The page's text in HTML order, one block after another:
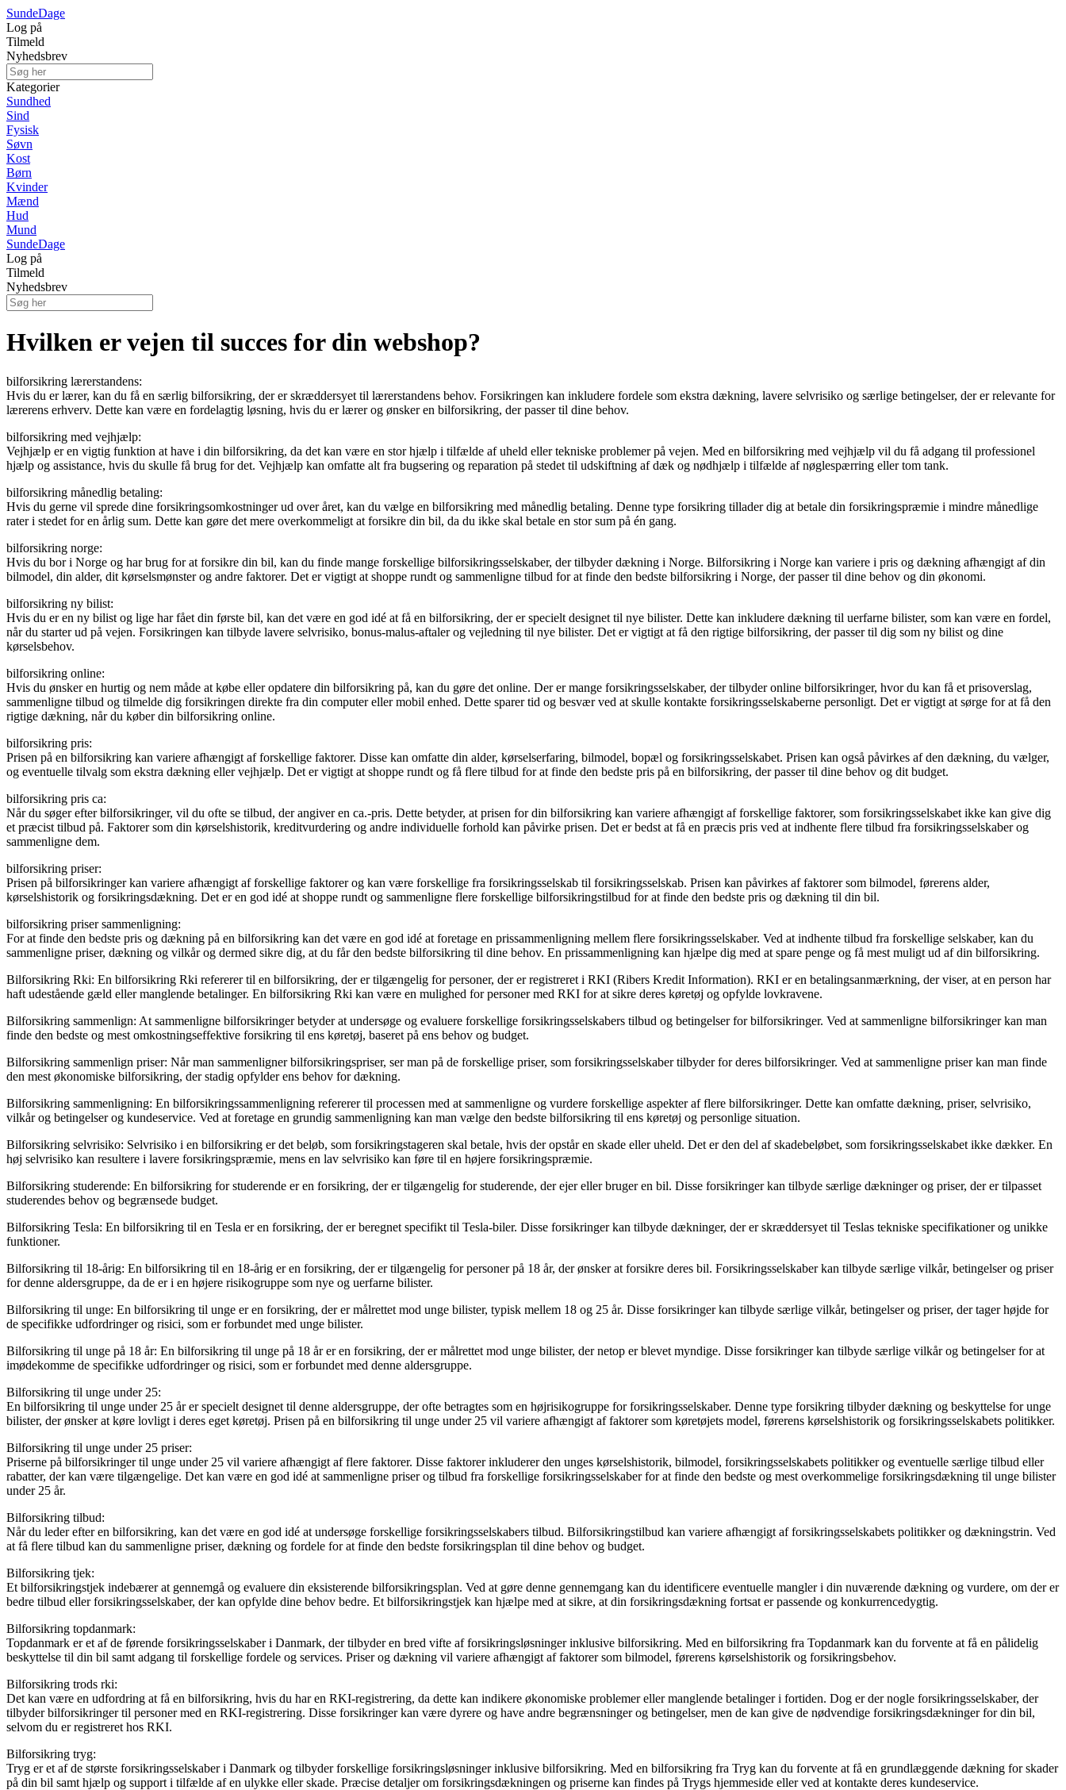
SundeDage
Log på
Tilmeld
Nyhedsbrev
Kategorier
Sundhed
Sind
Fysisk
Søvn
Kost
Børn
Kvinder
Mænd
Hud
Mund
SundeDage
Log på
Tilmeld
Nyhedsbrev
Hvilken er vejen til succes for din webshop?
bilforsikring lærerstandens:
Hvis du er lærer, kan du få en særlig bilforsikring, der er skræddersyet til lærerstandens behov. Forsikringen kan inkludere fordele som ekstra dækning, lavere selvrisiko og særlige betingelser, der er relevante for
lærerens erhverv. Dette kan være en fordelagtig løsning, hvis du er lærer og ønsker en bilforsikring, der passer til dine behov.
bilforsikring med vejhjælp:
Vejhjælp er en vigtig funktion at have i din bilforsikring, da det kan være en stor hjælp i tilfælde af uheld eller tekniske problemer på vejen. Med en bilforsikring med vejhjælp vil du få adgang til professionel
hjælp og assistance, hvis du skulle få brug for det. Vejhjælp kan omfatte alt fra bugsering og reparation på stedet til udskiftning af dæk og nødhjælp i tilfælde af nøglespærring eller tom tank.
bilforsikring månedlig betaling:
Hvis du gerne vil sprede dine forsikringsomkostninger ud over året, kan du vælge en bilforsikring med månedlig betaling. Denne type forsikring tillader dig at betale din forsikringspræmie i mindre månedlige
rater i stedet for en årlig sum. Dette kan gøre det mere overkommeligt at forsikre din bil, da du ikke skal betale en stor sum på én gang.
bilforsikring norge:
Hvis du bor i Norge og har brug for at forsikre din bil, kan du finde mange forskellige bilforsikringsselskaber, der tilbyder dækning i Norge. Bilforsikring i Norge kan variere i pris og dækning afhængigt af din
bilmodel, din alder, dit kørselsmønster og andre faktorer. Det er vigtigt at shoppe rundt og sammenligne tilbud for at finde den bedste bilforsikring i Norge, der passer til dine behov og din økonomi.
bilforsikring ny bilist:
Hvis du er en ny bilist og lige har fået din første bil, kan det være en god idé at få en bilforsikring, der er specielt designet til nye bilister. Dette kan inkludere dækning til uerfarne bilister, som kan være en fordel,
når du starter ud på vejen. Forsikringen kan tilbyde lavere selvrisiko, bonus-malus-aftaler og vejledning til nye bilister. Det er vigtigt at få den rigtige bilforsikring, der passer til dig som ny bilist og dine
kørselsbehov.
bilforsikring online:
Hvis du ønsker en hurtig og nem måde at købe eller opdatere din bilforsikring på, kan du gøre det online. Der er mange forsikringsselskaber, der tilbyder online bilforsikringer, hvor du kan få et prisoverslag,
sammenligne tilbud og tilmelde dig forsikringen direkte fra din computer eller mobil enhed. Dette sparer tid og besvær ved at skulle kontakte forsikringsselskaberne personligt. Det er vigtigt at sørge for at få den
rigtige dækning, når du køber din bilforsikring online.
bilforsikring pris:
Prisen på en bilforsikring kan variere afhængigt af forskellige faktorer. Disse kan omfatte din alder, kørselserfaring, bilmodel, bopæl og forsikringsselskabet. Prisen kan også påvirkes af den dækning, du vælger,
og eventuelle tilvalg som ekstra dækning eller vejhjælp. Det er vigtigt at shoppe rundt og få flere tilbud for at finde den bedste pris på en bilforsikring, der passer til dine behov og dit budget.
bilforsikring pris ca:
Når du søger efter bilforsikringer, vil du ofte se tilbud, der angiver en ca.-pris. Dette betyder, at prisen for din bilforsikring kan variere afhængigt af forskellige faktorer, som forsikringsselskabet ikke kan give dig
et præcist tilbud på. Faktorer som din kørselshistorik, kreditvurdering og andre individuelle forhold kan påvirke prisen. Det er bedst at få en præcis pris ved at indhente flere tilbud fra forsikringsselskaber og
sammenligne dem.
bilforsikring priser:
Prisen på bilforsikringer kan variere afhængigt af forskellige faktorer og kan være forskellige fra forsikringsselskab til forsikringsselskab. Prisen kan påvirkes af faktorer som bilmodel, førerens alder,
kørselshistorik og forsikringsdækning. Det er en god idé at shoppe rundt og sammenligne flere forskellige bilforsikringstilbud for at finde den bedste pris og dækning til din bil.
bilforsikring priser sammenligning:
For at finde den bedste pris og dækning på en bilforsikring kan det være en god idé at foretage en prissammenligning mellem flere forsikringsselskaber. Ved at indhente tilbud fra forskellige selskaber, kan du
sammenligne priser, dækning og vilkår og dermed sikre dig, at du får den bedste bilforsikring til dine behov. En prissammenligning kan hjælpe dig med at spare penge og få mest muligt ud af din bilforsikring.
Bilforsikring Rki: En bilforsikring Rki refererer til en bilforsikring, der er tilgængelig for personer, der er registreret i RKI (Ribers Kredit Information). RKI er en betalingsanmærkning, der viser, at en person har
haft udestående gæld eller manglende betalinger. En bilforsikring Rki kan være en mulighed for personer med RKI for at sikre deres køretøj og opfylde lovkravene.
Bilforsikring sammenlign: At sammenligne bilforsikringer betyder at undersøge og evaluere forskellige forsikringsselskabers tilbud og betingelser for bilforsikringer. Ved at sammenligne bilforsikringer kan man
finde den bedste og mest omkostningseffektive forsikring til ens køretøj, baseret på ens behov og budget.
Bilforsikring sammenlign priser: Når man sammenligner bilforsikringspriser, ser man på de forskellige priser, som forsikringsselskaber tilbyder for deres bilforsikringer. Ved at sammenligne priser kan man finde
den mest økonomiske bilforsikring, der stadig opfylder ens behov for dækning.
Bilforsikring sammenligning: En bilforsikringssammenligning refererer til processen med at sammenligne og vurdere forskellige aspekter af flere bilforsikringer. Dette kan omfatte dækning, priser, selvrisiko,
vilkår og betingelser og kundeservice. Ved at foretage en grundig sammenligning kan man vælge den bedste bilforsikring til ens køretøj og personlige situation.
Bilforsikring selvrisiko: Selvrisiko i en bilforsikring er det beløb, som forsikringstageren skal betale, hvis der opstår en skade eller uheld. Det er den del af skadebeløbet, som forsikringsselskabet ikke dækker. En
høj selvrisiko kan resultere i lavere forsikringspræmie, mens en lav selvrisiko kan føre til en højere forsikringspræmie.
Bilforsikring studerende: En bilforsikring for studerende er en forsikring, der er tilgængelig for studerende, der ejer eller bruger en bil. Disse forsikringer kan tilbyde særlige dækninger og priser, der er tilpasset
studerendes behov og begrænsede budget.
Bilforsikring Tesla: En bilforsikring til en Tesla er en forsikring, der er beregnet specifikt til Tesla-biler. Disse forsikringer kan tilbyde dækninger, der er skræddersyet til Teslas tekniske specifikationer og unikke
funktioner.
Bilforsikring til 18-årig: En bilforsikring til en 18-årig er en forsikring, der er tilgængelig for personer på 18 år, der ønsker at forsikre deres bil. Forsikringsselskaber kan tilbyde særlige vilkår, betingelser og priser
for denne aldersgruppe, da de er i en højere risikogruppe som nye og uerfarne bilister.
Bilforsikring til unge: En bilforsikring til unge er en forsikring, der er målrettet mod unge bilister, typisk mellem 18 og 25 år. Disse forsikringer kan tilbyde særlige vilkår, betingelser og priser, der tager højde for
de specifikke udfordringer og risici, som er forbundet med unge bilister.
Bilforsikring til unge på 18 år: En bilforsikring til unge på 18 år er en forsikring, der er målrettet mod unge bilister, der netop er blevet myndige. Disse forsikringer kan tilbyde særlige vilkår og betingelser for at
imødekomme de specifikke udfordringer og risici, som er forbundet med denne aldersgruppe.
Bilforsikring til unge under 25:
En bilforsikring til unge under 25 år er specielt designet til denne aldersgruppe, der ofte betragtes som en højrisikogruppe for forsikringsselskaber. Denne type forsikring tilbyder dækning og beskyttelse for unge
bilister, der ønsker at køre lovligt i deres eget køretøj. Prisen på en bilforsikring til unge under 25 vil variere afhængigt af faktorer som køretøjets model, førerens kørselshistorik og forsikringsselskabets politikker.
Bilforsikring til unge under 25 priser:
Priserne på bilforsikringer til unge under 25 vil variere afhængigt af flere faktorer. Disse faktorer inkluderer den unges kørselshistorik, bilmodel, forsikringsselskabets politikker og eventuelle særlige tilbud eller
rabatter, der kan være tilgængelige. Det kan være en god idé at sammenligne priser og tilbud fra forskellige forsikringsselskaber for at finde den bedste og mest overkommelige forsikringsdækning til unge bilister
under 25 år.
Bilforsikring tilbud:
Når du leder efter en bilforsikring, kan det være en god idé at undersøge forskellige forsikringsselskabers tilbud. Bilforsikringstilbud kan variere afhængigt af forsikringsselskabets politikker og dækningstrin. Ved
at få flere tilbud kan du sammenligne priser, dækning og fordele for at finde den bedste forsikringsplan til dine behov og budget.
Bilforsikring tjek:
Et bilforsikringstjek indebærer at gennemgå og evaluere din eksisterende bilforsikringsplan. Ved at gøre denne gennemgang kan du identificere eventuelle mangler i din nuværende dækning og vurdere, om der er
bedre tilbud eller forsikringsselskaber, der kan opfylde dine behov bedre. Et bilforsikringstjek kan hjælpe med at sikre, at din forsikringsdækning fortsat er passende og konkurrencedygtig.
Bilforsikring topdanmark:
Topdanmark er et af de førende forsikringsselskaber i Danmark, der tilbyder en bred vifte af forsikringsløsninger inklusive bilforsikring. Med en bilforsikring fra Topdanmark kan du forvente at få en pålidelig
beskyttelse til din bil samt adgang til forskellige fordele og services. Priser og dækning vil variere afhængigt af faktorer som bilmodel, førerens kørselshistorik og forsikringsbehov.
Bilforsikring trods rki:
Det kan være en udfordring at få en bilforsikring, hvis du har en RKI-registrering, da dette kan indikere økonomiske problemer eller manglende betalinger i fortiden. Dog er der nogle forsikringsselskaber, der
tilbyder bilforsikringer til personer med en RKI-registrering. Disse forsikringer kan være dyrere og have andre begrænsninger og betingelser, men de kan give de nødvendige forsikringsdækninger for din bil,
selvom du er registreret hos RKI.
Bilforsikring tryg:
Tryg er et af de største forsikringsselskaber i Danmark og tilbyder forskellige forsikringsløsninger inklusive bilforsikring. Med en bilforsikring fra Tryg kan du forvente at få en grundlæggende dækning for skader
på din bil samt hjælp og support i tilfælde af en ulykke eller skade. Præcise detaljer om forsikringsdækningen og priserne kan findes på Trygs hjemmeside eller ved at kontakte deres kundeservice.